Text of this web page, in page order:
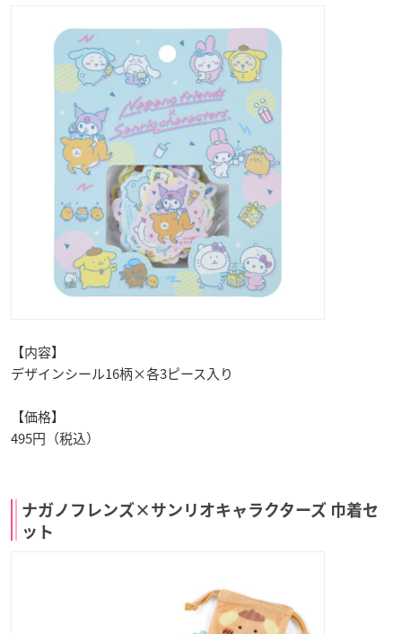
【内容】
デザインシール16柄×各3ピース入り
【価格】
495円（税込）
ナガノフレンズ×サンリオキャラクターズ 巾着セ
ット